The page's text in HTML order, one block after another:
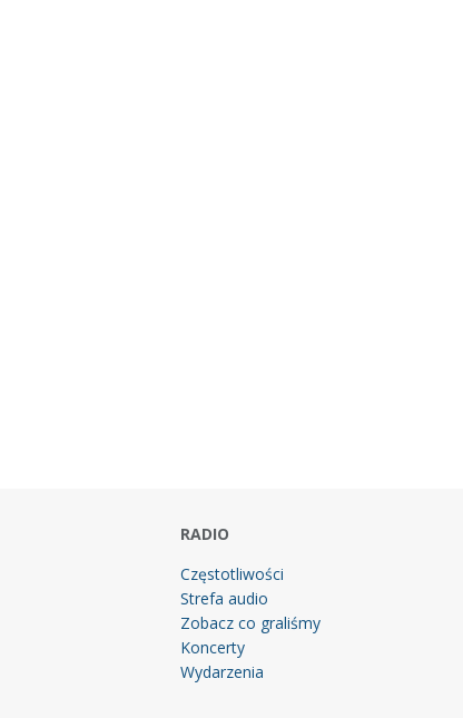
RADIO
Częstotliwości
Strefa audio
Zobacz co graliśmy
Koncerty
Wydarzenia